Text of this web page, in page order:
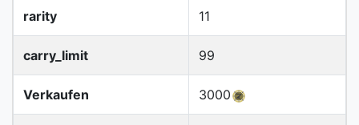
rarity 11
carry_limit 99
Verkaufen 3000